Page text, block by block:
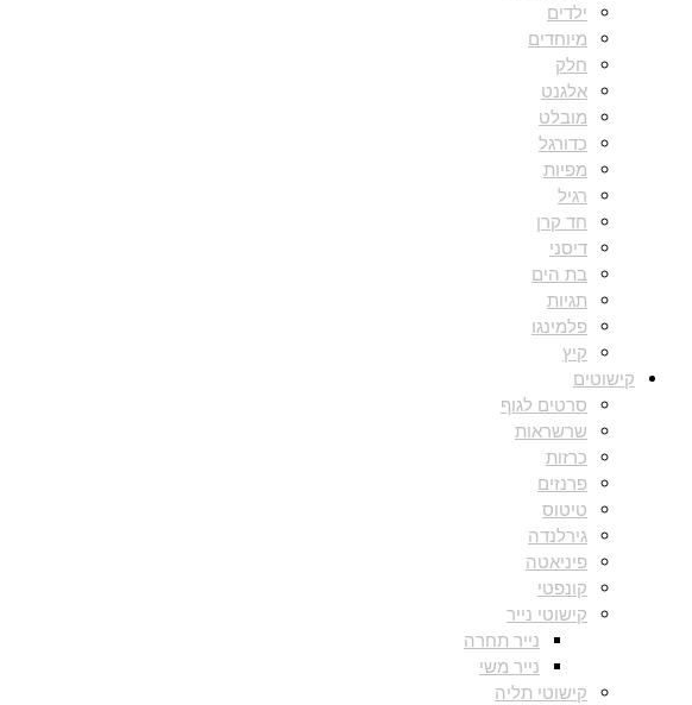
ילדים
מיוחדים
חלק
אלגנט
מובלט
כדורגל
מפיות
רגיל
חד קרן
דיסני
בת הים
תגיות
פלמינגו
קיץ
קישוטים
סרטים לגוף
שרשראות
כרזות
פרנזים
טיטוס
גירלנדה
פיניאטה
קונפטי
קישוטי נייר
נייר תחרה
נייר משי
קישוטי תליה